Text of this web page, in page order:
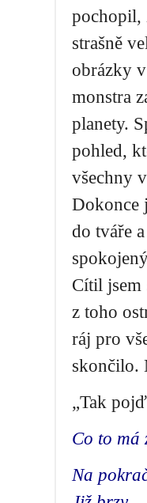
pochopil,
strašně
obrázky
monstra
planety.
pohled,
všechny
Dokonce
do tváře
Cítil jsem
z toho
ráj pro
skončilo.
„Tak
Co to má
Na